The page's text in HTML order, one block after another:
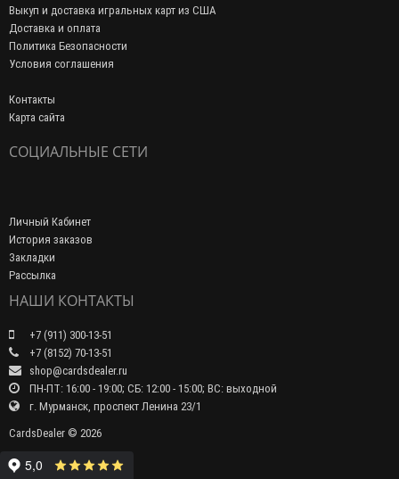
Выкуп и доставка игральных карт из США
Доставка и оплата
Политика Безопасности
Условия соглашения
Контакты
Карта сайта
СОЦИАЛЬНЫЕ СЕТИ
Личный Кабинет
История заказов
Закладки
Рассылка
НАШИ КОНТАКТЫ
+7 (911) 300-13-51
+7 (8152) 70-13-51
shop@cardsdealer.ru
ПН-ПТ: 16:00 - 19:00; СБ: 12:00 - 15:00; ВС: выходной
г. Мурманск, проспект Ленина 23/1
CardsDealer © 2026